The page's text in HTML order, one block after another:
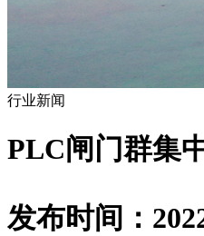
行业新闻
PLC闸门群集
发布时间：